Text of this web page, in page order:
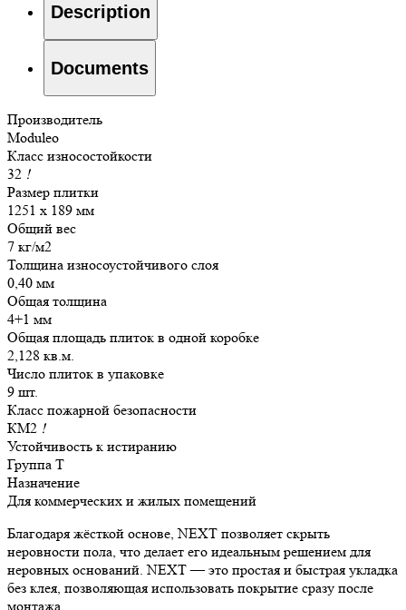
Description
Documents
Производитель
Moduleo
Класс износостойкости
32 !
Размер плитки
1251 x 189 мм
Общий вес
7 кг/м2
Толщина износоустойчивого слоя
0,40 мм
Общая толщина
4+1 мм
Общая площадь плиток в одной коробке
2,128 кв.м.
Число плиток в упаковке
9 шт.
Класс пожарной безопасности
КМ2 !
Устойчивость к истиранию
Группа Т
Назначение
Для коммерческих и жилых помещений
Благодаря жёсткой основе, NEXT позволяет скрыть
неровности пола, что делает его идеальным решением для
неровных оснований. NEXT — это простая и быстрая укладка
без клея, позволяющая использовать покрытие сразу после
монтажа.